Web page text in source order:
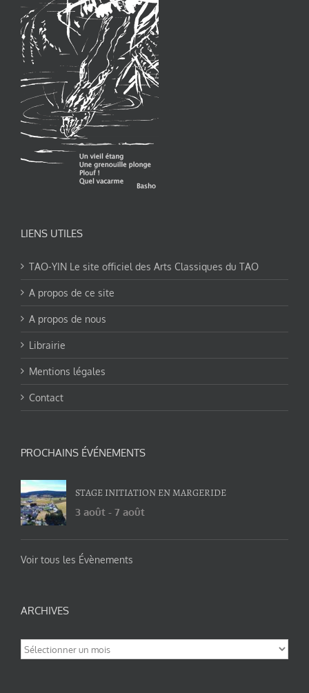
LIENS UTILES
TAO-YIN Le site officiel des Arts Classiques du TAO
A propos de ce site
A propos de nous
Librairie
Mentions légales
Contact
PROCHAINS ÉVÉNEMENTS
STAGE INITIATION EN MARGERIDE
3 août - 7 août
Voir tous les Évènements
ARCHIVES
Archives